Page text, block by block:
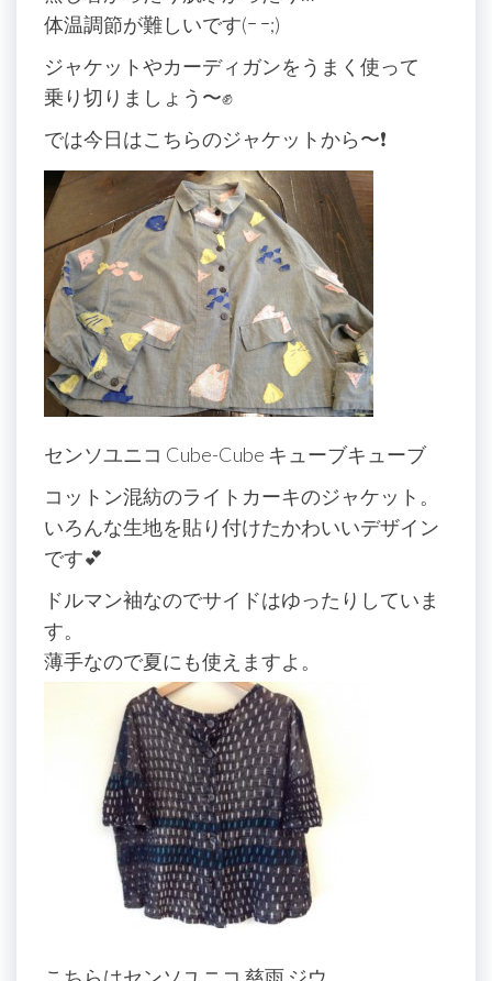
体温調節が難しいです(ｰ ｰ;)
ジャケットやカーディガンをうまく使って
乗り切りましょう〜✊
では今日はこちらのジャケットから〜❗️
センソユニコ Cube-Cube キューブキューブ
コットン混紡のライトカーキのジャケット。
いろんな生地を貼り付けたかわいいデザイン
です💕
ドルマン袖なのでサイドはゆったりしていま
す。
薄手なので夏にも使えますよ。